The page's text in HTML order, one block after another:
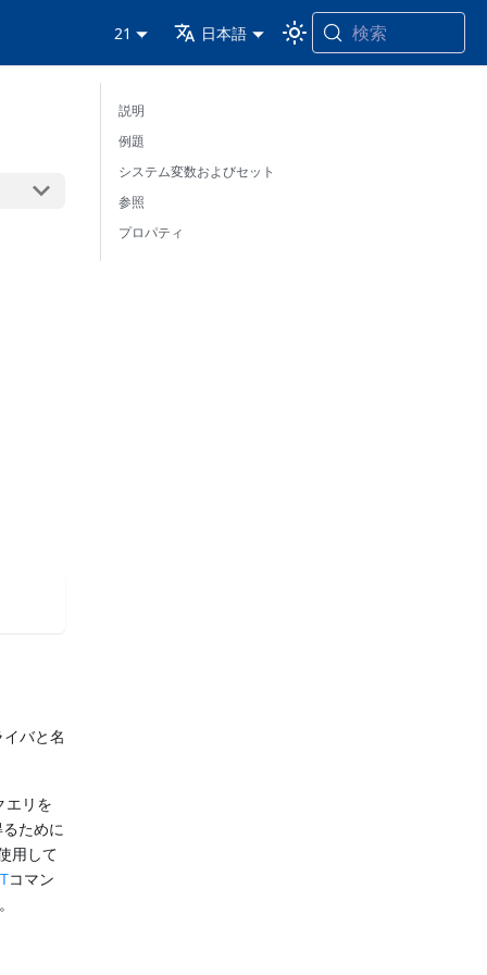
21 日本語 検索
バと名
エリを
ために
用して
コマン
説明
例題
システム変数およびセット
参照
プロパティ